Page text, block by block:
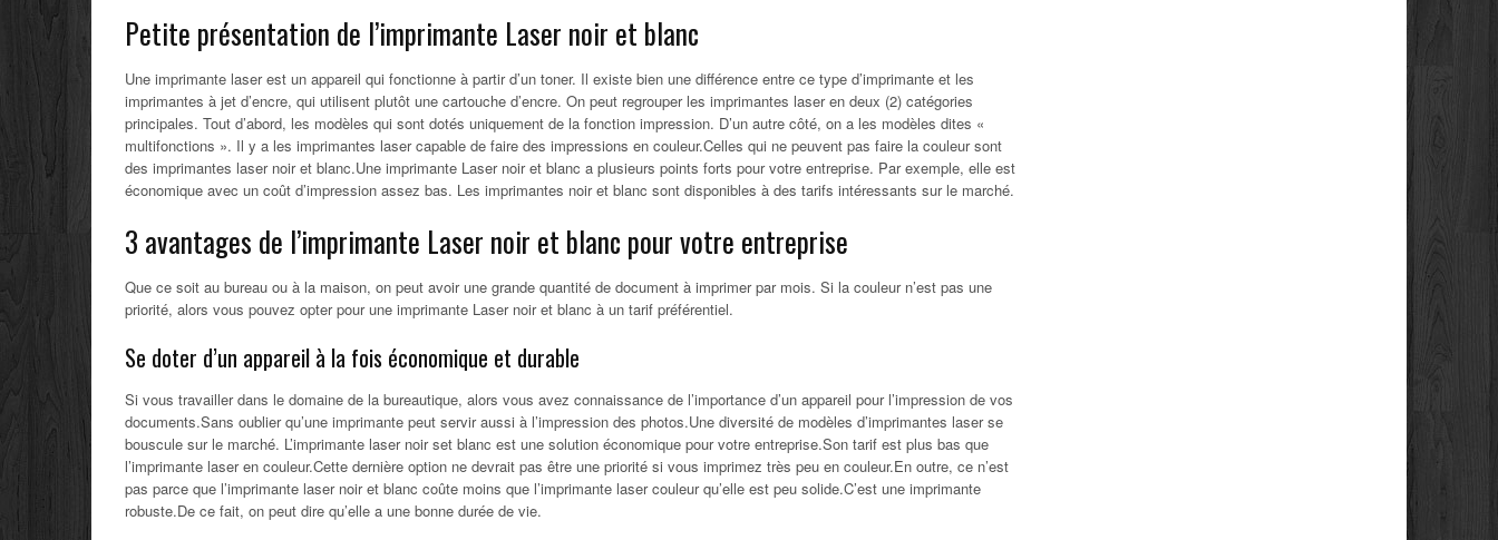
Petite présentation de l’imprimante Laser noir et blanc
Une imprimante laser est un appareil qui fonctionne à partir d’un toner. Il existe bien une différence entre ce type d’imprimante et les
imprimantes à jet d’encre, qui utilisent plutôt une cartouche d’encre. On peut regrouper les imprimantes laser en deux (2) catégories
principales. Tout d’abord, les modèles qui sont dotés uniquement de la fonction impression. D’un autre côté, on a les modèles dites «
multifonctions ». Il y a les imprimantes laser capable de faire des impressions en couleur.Celles qui ne peuvent pas faire la couleur sont
des imprimantes laser noir et blanc.Une imprimante Laser noir et blanc a plusieurs points forts pour votre entreprise. Par exemple, elle est
économique avec un coût d’impression assez bas. Les imprimantes noir et blanc sont disponibles à des tarifs intéressants sur le marché.
3 avantages de l’imprimante Laser noir et blanc pour votre entreprise
Que ce soit au bureau ou à la maison, on peut avoir une grande quantité de document à imprimer par mois. Si la couleur n’est pas une
priorité, alors vous pouvez opter pour une imprimante Laser noir et blanc à un tarif préférentiel.
Se doter d’un appareil à la fois économique et durable
Si vous travailler dans le domaine de la bureautique, alors vous avez connaissance de l’importance d’un appareil pour l’impression de vos
documents.Sans oublier qu’une imprimante peut servir aussi à l’impression des photos.Une diversité de modèles d’imprimantes laser se
bouscule sur le marché. L’imprimante laser noir set blanc est une solution économique pour votre entreprise.Son tarif est plus bas que
l’imprimante laser en couleur.Cette dernière option ne devrait pas être une priorité si vous imprimez très peu en couleur.En outre, ce n’est
pas parce que l’imprimante laser noir et blanc coûte moins que l’imprimante laser couleur qu’elle est peu solide.C’est une imprimante
robuste.De ce fait, on peut dire qu’elle a une bonne durée de vie.